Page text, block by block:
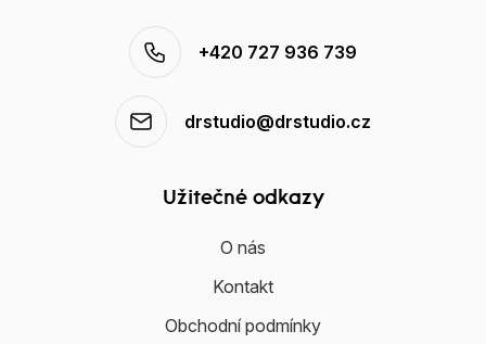
+420 727 936 739
drstudio@drstudio.cz
Užitečné odkazy
O nás
Kontakt
Obchodní podmínky